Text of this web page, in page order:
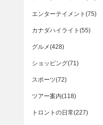
エンターテイメント(75)
カナダハイライト(55)
グルメ(428)
ショッピング(71)
スポーツ(72)
ツアー案内(118)
トロントの日常(227)